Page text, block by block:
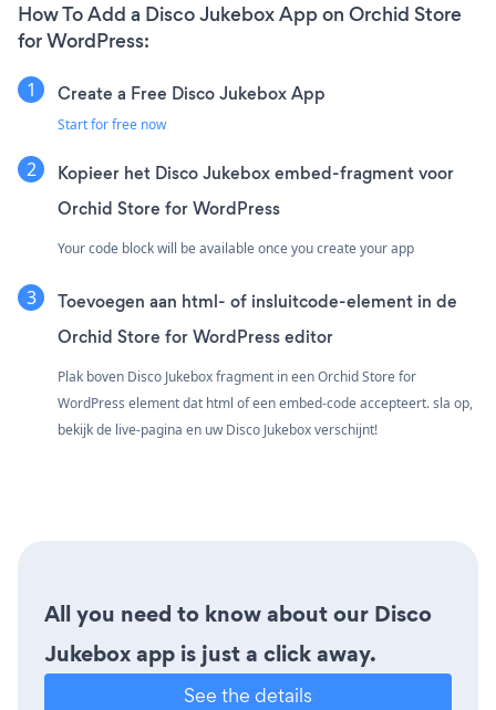
How To Add a Disco Jukebox App on Orchid Store
for WordPress:
Create a Free Disco Jukebox App
Start for free now
Kopieer het Disco Jukebox embed-fragment voor
Orchid Store for WordPress
Your code block will be available once you create your app
Toevoegen aan html- of insluitcode-element in de
Orchid Store for WordPress editor
Plak boven Disco Jukebox fragment in een Orchid Store for
WordPress element dat html of een embed-code accepteert. sla op,
bekijk de live-pagina en uw Disco Jukebox verschijnt!
All you need to know about our Disco
Jukebox app is just a click away.
See the details